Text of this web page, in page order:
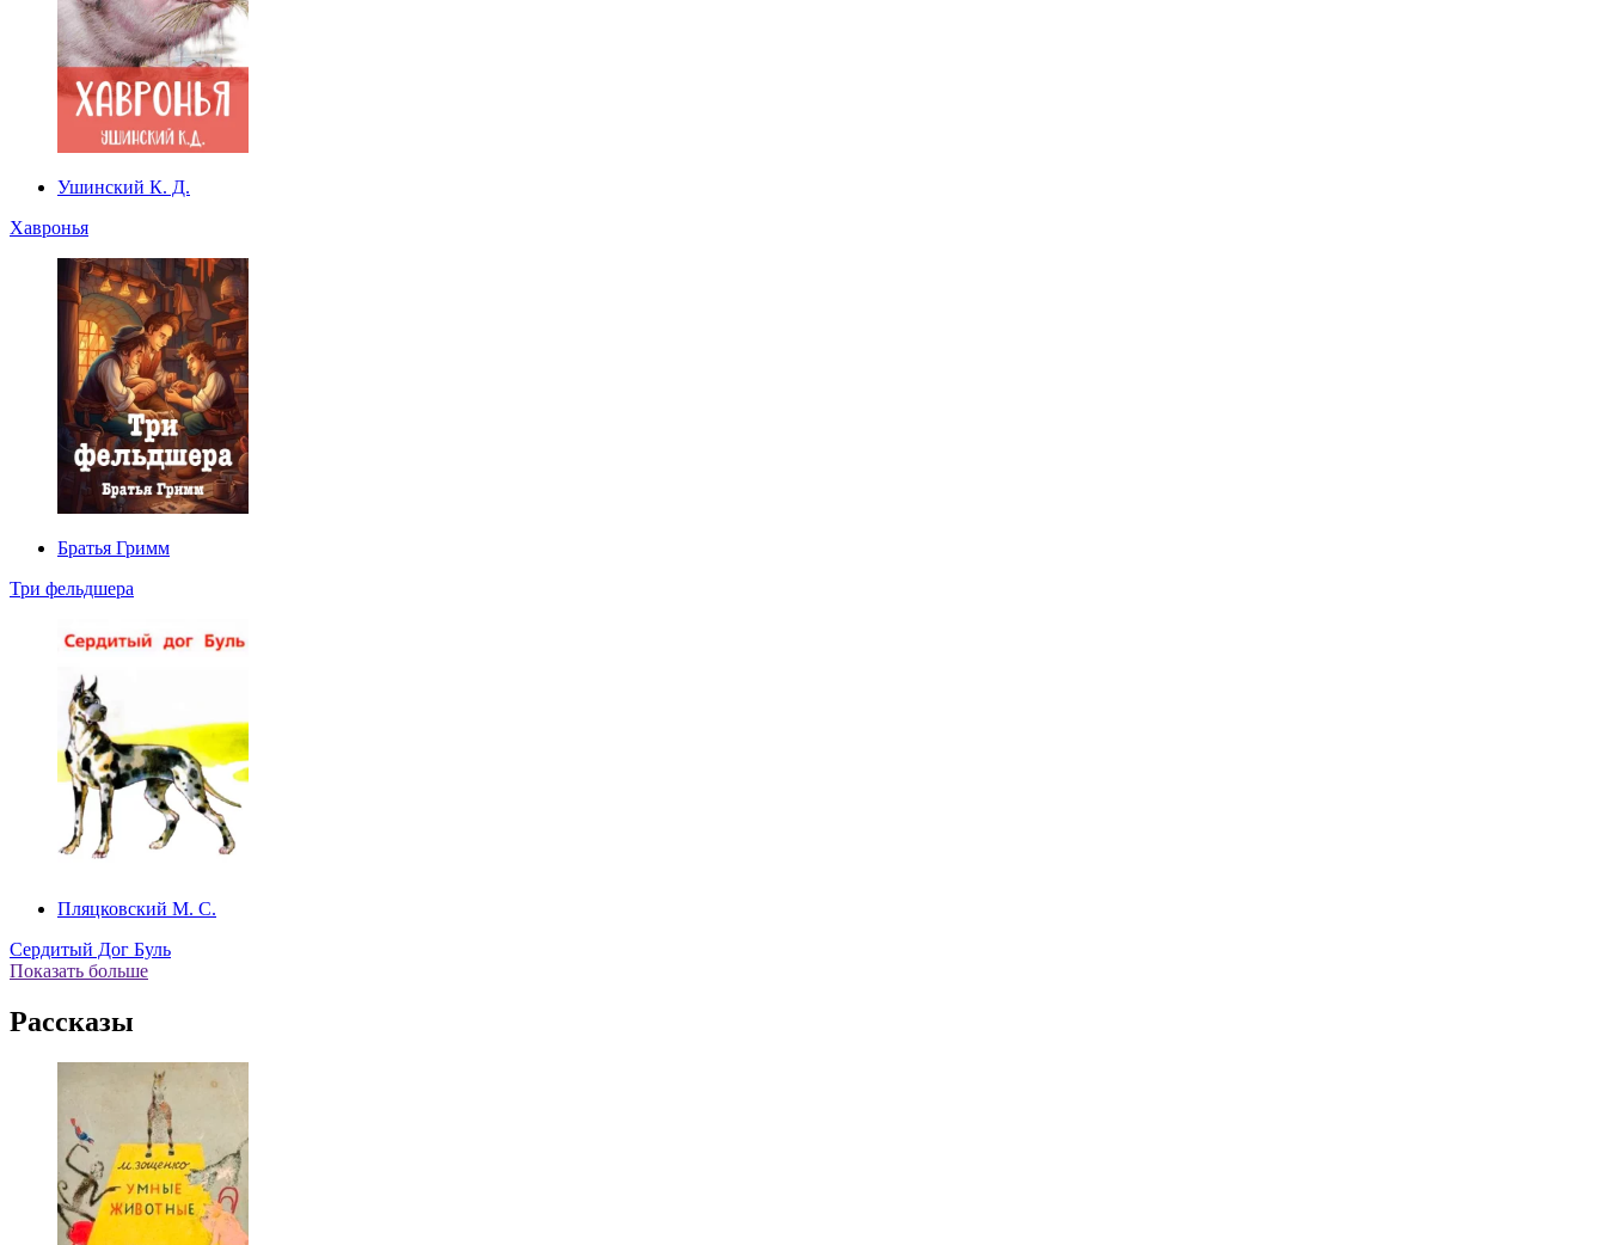
Ушинский К. Д.
Хавронья
Братья Гримм
Три фельдшера
Пляцковский М. С.
Сердитый Дог Буль
Показать больше
Рассказы